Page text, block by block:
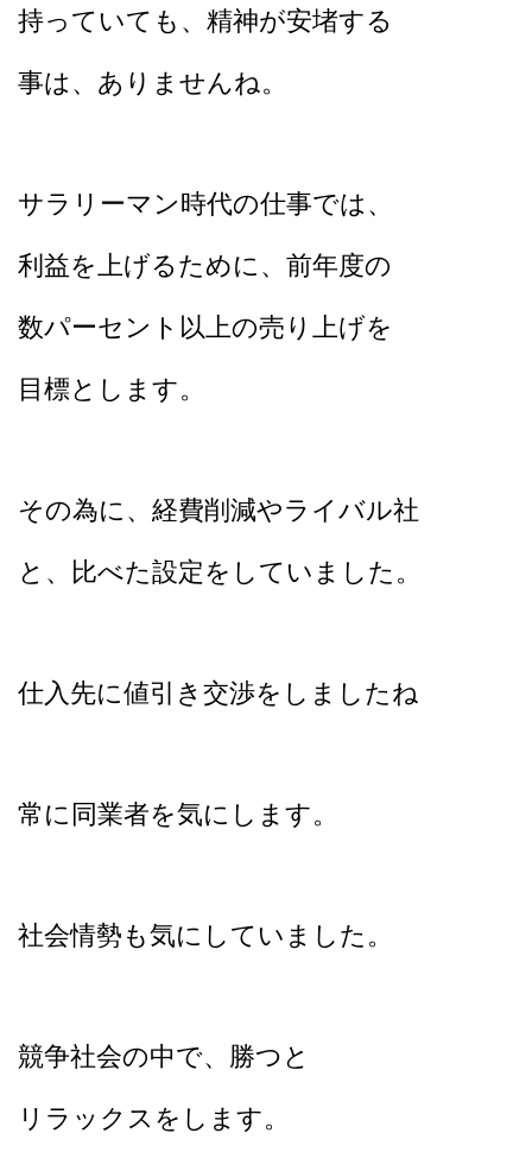
持っていても、精神が安堵する
事は、ありませんね。
サラリーマン時代の仕事では、
利益を上げるために、前年度の
数パーセント以上の売り上げを
目標とします。
その為に、経費削減やライバル社
と、比べた設定をしていました。
仕入先に値引き交渉をしましたね
常に同業者を気にします。
社会情勢も気にしていました。
競争社会の中で、勝つと
リラックスをします。